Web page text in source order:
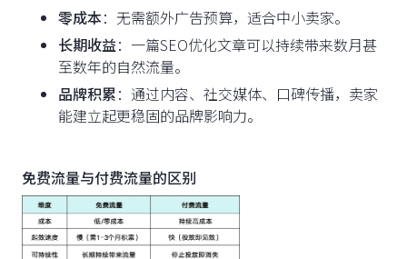
零成本：无需额外广告预算，适合中小卖家。
长期收益：一篇SEO优化文章可以持续带来数月甚
至数年的自然流量。
品牌积累：通过内容、社交媒体、口碑传播，卖家
能建立起更稳固的品牌影响力。
免费流量与付费流量的区别